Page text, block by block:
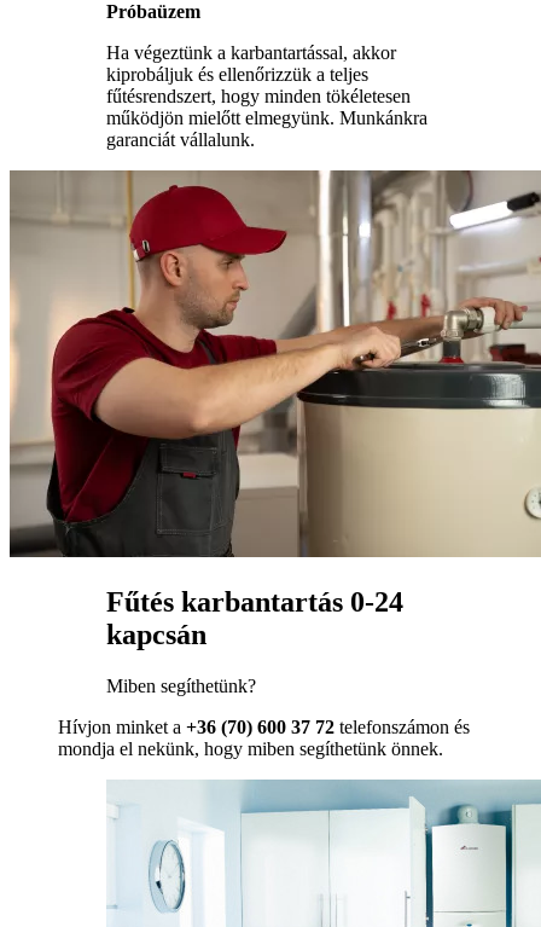
Próbaüzem
Ha végeztünk a karbantartással, akkor
kiprobáljuk és ellenőrizzük a teljes
fűtésrendszert, hogy minden tökéletesen
működjön mielőtt elmegyünk. Munkánkra
garanciát vállalunk.
Fűtés karbantartás 0-24
kapcsán
Miben segíthetünk?
Hívjon minket a +36 (70) 600 37 72 telefonszámon és
mondja el nekünk, hogy miben segíthetünk önnek.